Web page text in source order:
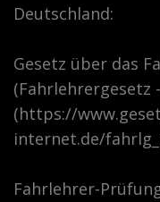
Deutschland:
Gesetz über das
(Fahrlehrergesetz
(https://
internet.de/
Fahrlehrer-